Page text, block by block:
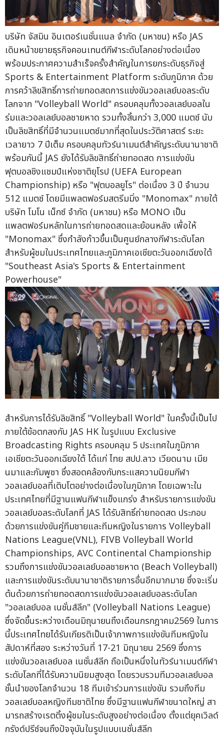
บริษัท จัสมิน อินเตอร์เนชั่นแนล จำกัด (มหาชน) หรือ JAS
เดินหน้าขยายธุรกิจคอนเทนต์กีฬาระดับโลกอย่างต่อเนื่อง
พร้อมประกาศความสำเร็จครั้งสำคัญในการยกระดับธุรกิจสู่
Sports & Entertainment Platform ระดับภูมิภาค ด้วย
การคว้าลิขสิทธิ์การถ่ายทอดสดการแข่งขันวอลเลย์บอลระดับ
โลกจาก "Volleyball World" ครอบคลุมทั้งวอลเลย์บอลใน
ร่มและวอลเลย์บอลชายหาด รวมทั้งสิ้นกว่า 3,000 แมตช์ นับ
เป็นลิขสิทธิ์ที่มีจำนวนแมตช์มากที่สุดในประวัติศาสตร์ ระยะ
เวลายาว 7 ปีเต็ม ครอบคลุมทัวร์นาเมนต์สำคัญระดับนานาชาติ
พร้อมกันนี้ JAS ยังได้รับลิขสิทธิ์ถ่ายทอดสด การแข่งขัน
ฟุตบอลชิงแชมป์แห่งชาติยุโรป (UEFA European
Championship) หรือ "ฟุตบอลยูโร" ต่อเนื่อง 3 ปี จำนวน
512 แมตช์ โดยมีแพลตฟอร์มสตรีมมิ่ง "Monomax" ภายใต้
บริษัท โมโน เน็กซ์ จำกัด (มหาชน) หรือ MONO เป็น
แพลตฟอร์มหลักในการถ่ายทอดสดและย้อนหลัง เพื่อให้
"Monomax" ซึ่งกำลังก้าวขึ้นเป็นศูนย์กลางกีฬาระดับโลก
สำหรับผู้ชมในประเทศไทยและภูมิภาคเอเชียตะวันออกเฉียงใต้
"Southeast Asia's Sports & Entertainment
Powerhouse"
สำหรับการได้รับลิขสิทธิ์ "Volleyball World" ในครั้งนี้เป็นไป
ภายใต้ข้อตกลงกับ JAS HK ในรูปแบบ Exclusive
Broadcasting Rights ครอบคลุม 5 ประเทศในภูมิภาค
เอเชียตะวันออกเฉียงใต้ ได้แก่ ไทย สปป.ลาว เวียดนาม เมีย
นมาและกัมพูชา ซึ่งสอดคล้องกับกระแสความนิยมกีฬา
วอลเลย์บอลที่เติบโตอย่างต่อเนื่องในภูมิภาค โดยเฉพาะใน
ประเทศไทยที่มีฐานแฟนกีฬาแข็งแกร่ง สำหรับรายการแข่งขัน
วอลเลย์บอลระดับโลกที่ JAS ได้รับสิทธิ์ถ่ายทอดสด ประกอบ
ด้วยการแข่งขันคู่ทีมชายและทีมหญิงในรายการ Volleyball
Nations League(VNL), FIVB Volleyball World
Championships, AVC Continental Championship
รวมถึงการแข่งขันวอลเลย์บอลชายหาด (Beach Volleyball)
และการแข่งขันระดับนานาชาติรายการอื่นอีกมากมาย ซึ่งจะเริ่ม
ต้นด้วยการถ่ายทอดสดการแข่งขันวอลเลย์บอลระดับโลก
"วอลเลย์บอล เนชั่นส์ลีก" (Volleyball Nations League)
ซึ่งจัดขึ้นระหว่างเดือนมิถุนายนถึงเดือนกรกฎาคม2569 ในการ
นี้ประเทศไทยได้รับเกียรติเป็นเจ้าภาพการแข่งขันทีมหญิงใน
สัปดาห์ที่สอง ระหว่างวันที่ 17-21 มิถุนายน 2569 ซึ่งการ
แข่งขันวอลเลย์บอล เนชั่นส์ลีก ถือเป็นหนึ่งในทัวร์นาเมนต์กีฬา
ระดับโลกที่ได้รับความนิยมสูงสุด โดยรวบรวมทีมวอลเลย์บอล
ชั้นนำของโลกจำนวน 18 ทีมเข้าร่วมการแข่งขัน รวมถึงทีม
วอลเลย์บอลหญิงทีมชาติไทย ซึ่งมีฐานแฟนกีฬาขนาดใหญ่ สา
มารถสร้างเรตติ้งผู้ชมในระดับสูงอย่างต่อเนื่อง ตั้งแต่ยุคเวิลด์
กรังด์ปรีซ์จนถึงปัจจุบันในรูปแบบเนชั่นส์ลีก